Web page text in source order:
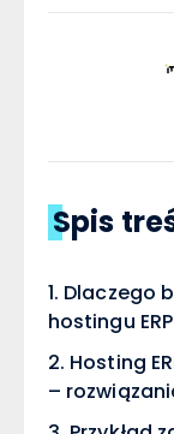
Spis
Dlaczego
hostingu
Hosting
–